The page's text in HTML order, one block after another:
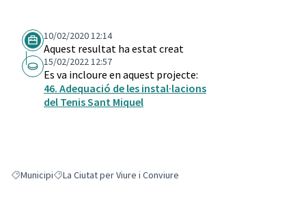
10/02/2020 12:14
Aquest resultat ha estat creat
15/02/2022 12:57
Es va incloure en aquest projecte:
46. Adequació de les instal·lacions
del Tenis Sant Miquel
Resultats en filtrar per: Municipi
MunicipiResultats en filtrar per: La Ciutat per Viure i Conviure
La Ciutat per Viure i Conviure